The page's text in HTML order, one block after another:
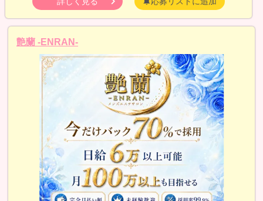
艶蘭 -ENRAN-